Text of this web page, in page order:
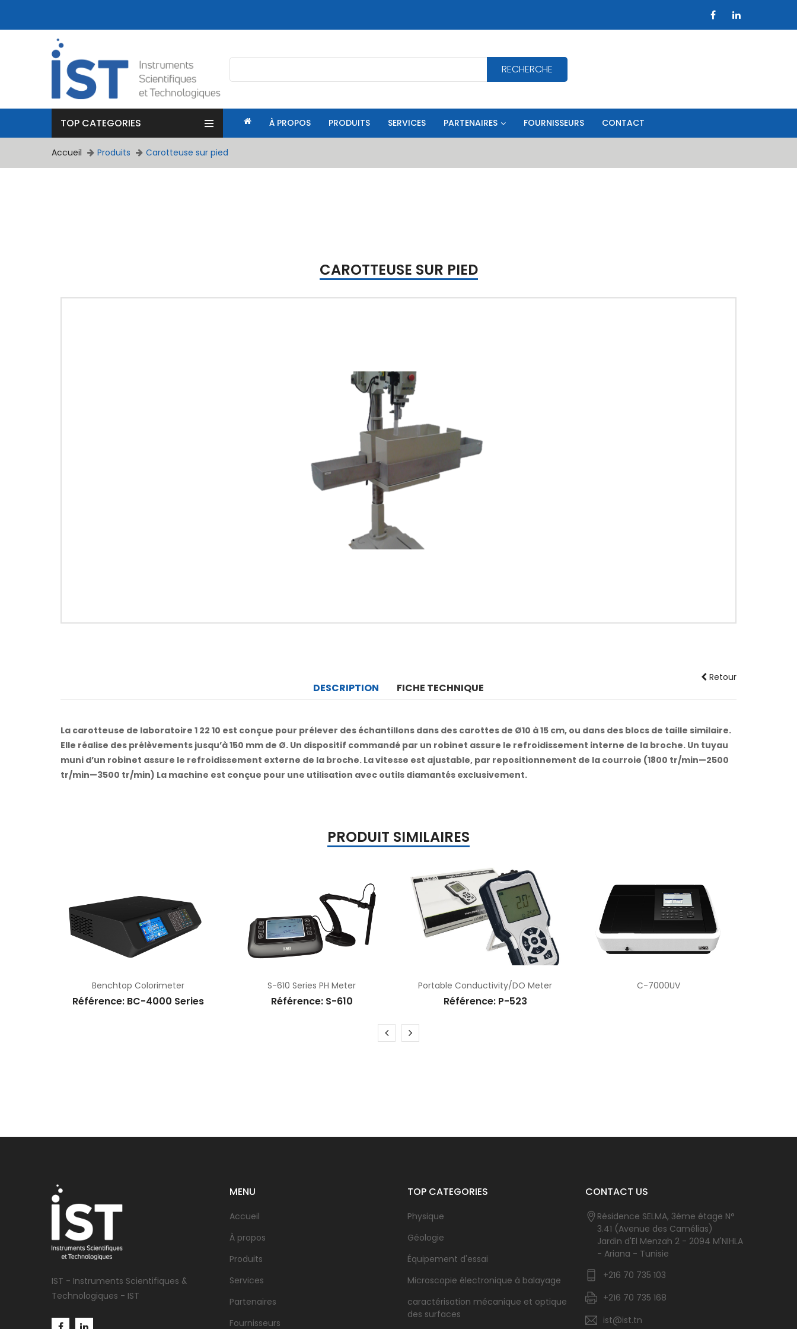
RECHERCHE
TOP CATEGORIES À PROPOS PRODUITS SERVICES PARTENAIRES FOURNISSEURS CONTACT
Accueil Produits Carotteuse sur pied
CAROTTEUSE SUR PIED
Retour
DESCRIPTION FICHE TECHNIQUE
La carotteuse de laboratoire 1 22 10 est conçue pour prélever des échantillons dans des carottes de Ø10 à 15 cm, ou dans des blocs de taille similaire.
Elle réalise des prélèvements jusqu’à 150 mm de Ø. Un dispositif commandé par un robinet assure le refroidissement interne de la broche. Un tuyau
muni d’un robinet assure le refroidissement externe de la broche. La vitesse est ajustable, par repositionnement de la courroie (1800 tr/min—2500
tr/min—3500 tr/min) La machine est conçue pour une utilisation avec outils diamantés exclusivement.
PRODUIT SIMILAIRES
Benchtop Colorimeter
Référence: BC-4000 Series
S-610 Series PH Meter
Référence: S-610
Portable Conductivity/DO Meter
Référence: P-523
C-7000UV
IST - Instruments Scientifiques &
Technologiques - IST
MENU
Accueil
À propos
Produits
Services
Partenaires
Fournisseurs
TOP CATEGORIES
Physique
Géologie
Équipement d'essai
Microscopie électronique à balayage
caractérisation mécanique et optique
des surfaces
CONTACT US
Résidence SELMA, 3éme étage N°
3.41 (Avenue des Camélias)
Jardin d'El Menzah 2 - 2094 M'NIHLA
- Ariana - Tunisie
+216 70 735 103
+216 70 735 168
ist@ist.tn